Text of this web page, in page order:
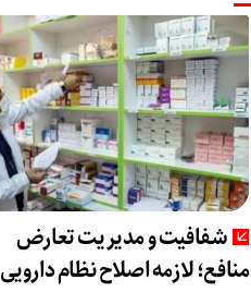
شفافیت و مدیریت تعارض
منافع؛ لازمه اصلاح نظام دارویی